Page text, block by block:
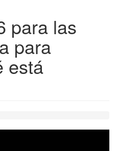
para las
para
está